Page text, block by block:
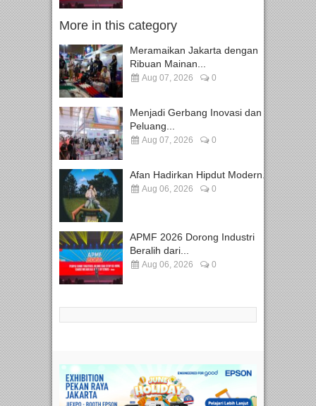
More in this category
Meramaikan Jakarta dengan
Ribuan Mainan...
Aug 07, 2026 0
Menjadi Gerbang Inovasi dan
Peluang...
Aug 07, 2026 0
Afan Hadirkan Hipdut Modern...
Aug 06, 2026 0
APMF 2026 Dorong Industri
Beralih dari...
Aug 06, 2026 0